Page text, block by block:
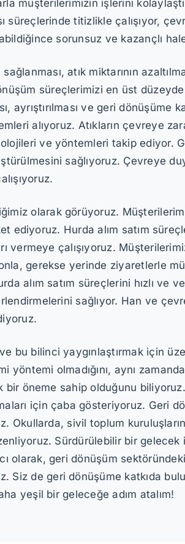
müşterilerimizin işlerini
süreçlerinde titizlikle çalışıyor,
sorunsuz ve kazançlı
atık miktarının
süreçlerimizi en üst
ve geri dönüşüme
alıyoruz. Atıkların çevreye
ve yöntemleri takip ediyor.
sağlıyoruz. Çevreye
olarak görüyoruz.
ediyoruz. Hurda alım satım
çalışıyoruz.
gerekse yerinde ziyaretlerle
alım satım süreçlerini hızlı ve
sağlıyor. Han ve
bu bilinci yaygınlaştırmak için
olmadığını, aynı
öneme sahip olduğunu
için çaba gösteriyoruz. Geri
Okullarda, sivil toplum
Sürdürülebilir bir
olarak, geri dönüşüm
Siz de geri dönüşüme katkıda
yeşil bir geleceğe adım atalım!